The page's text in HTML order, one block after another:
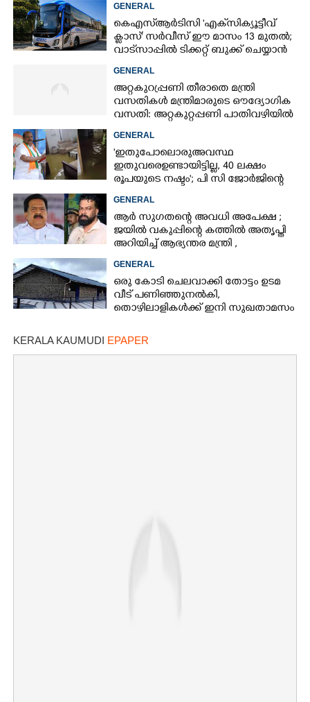
GENERAL
കെഎസ്‌ആർടിസി 'എക്‌സിക്യൂട്ടീവ്
ക്ളാസ്' സർവീസ് ഈ മാസം 13 മുതൽ;
വാട്‌സാപ്പിൽ ടിക്കറ്റ് ബുക്ക് ചെയ്യാൻ
GENERAL
അറ്റകുറ്രപ്പണി തീരാതെ മന്ത്രി
വസതികൾ മന്ത്രിമാരുടെ ഔദ്യോഗിക
വസതി: അറ്റകുറ്റപ്പണി പാതിവഴിയിൽ
GENERAL
'ഇതുപോലൊരു അവസ്ഥ
ഇതുവരെ ഉണ്ടായിട്ടില്ല, 40 ലക്ഷം
രൂപയുടെ നഷ്ടം'; പി സി ജോർജിന്റെ
GENERAL
ആർ സുഗതന്റെ അവധി അപേക്ഷ ;
ജയിൽ വകുപ്പിന്റെ കത്തിൽ അതൃപ്തി
അറിയിച്ച് ആഭ്യന്തര മന്ത്രി ,​
GENERAL
ഒരു കോടി ചെലവാക്കി തോട്ടം ഉടമ
വീട്‌ പണിഞ്ഞുനൽകി,
തൊഴിലാളികൾക്ക് ഇനി സുഖതാമസം
KERALA KAUMUDI EPAPER